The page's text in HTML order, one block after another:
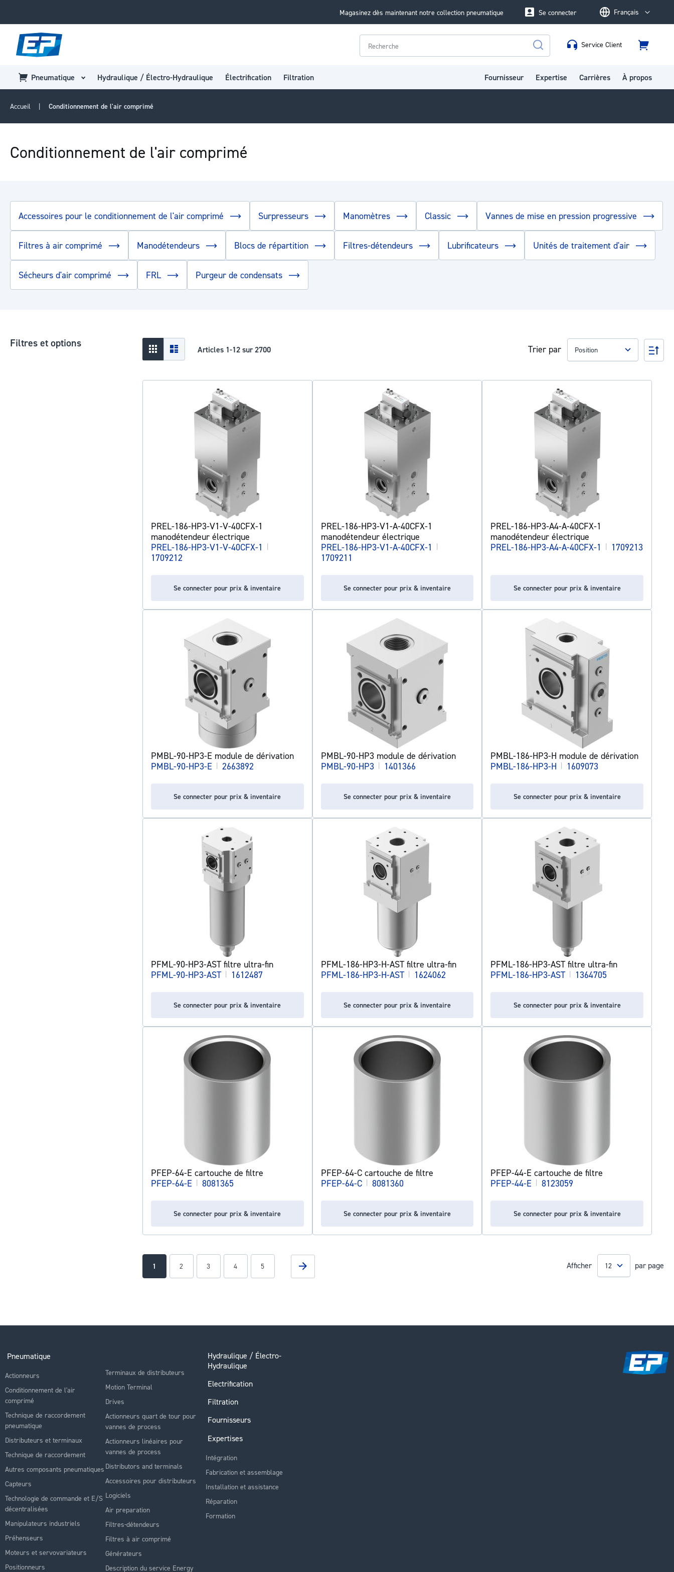
Magasinez dès maintenant notre collection pneumatique LanguageFrançais
Se connecter
Rechercher
Service Client
Panier
Pneumatique Hydraulique / Électro-Hydraulique Électrification Filtration Fournisseur Expertise Carrières À propos
Accueil Conditionnement de l'air comprimé
Conditionnement de l'air comprimé
Accessoires pour le conditionnement de l'air comprimé Surpresseurs Manomètres Classic Vannes de mise en pression progressive
Filtres à air comprimé Manodétendeurs Blocs de répartition Filtres-détendeurs Lubrificateurs Unités de traitement d'air
Sécheurs d'air comprimé FRL Purgeur de condensats
Afficher
en
Grid Liste Articles 1-12sur2700 Trier par
Par
PREL-186-HP3-V1-V-40CFX-1
manodétendeur électrique
PREL-186-HP3-V1-V-40CFX-1
|
1709212
Se connecter pour prix & inventaire
PREL-186-HP3-V1-A-40CFX-1
manodétendeur électrique
PREL-186-HP3-V1-A-40CFX-1
|
1709211
Se connecter pour prix & inventaire
PREL-186-HP3-A4-A-40CFX-1
manodétendeur électrique
PREL-186-HP3-A4-A-40CFX-1
| 1709213
Se connecter pour prix & inventaire
PMBL-90-HP3-E module de dérivation
PMBL-90-HP3-E | 2663892
Se connecter pour prix & inventaire
PMBL-90-HP3 module de dérivation
PMBL-90-HP3 | 1401366
Se connecter pour prix & inventaire
PMBL-186-HP3-H module de dérivation
PMBL-186-HP3-H | 1609073
Se connecter pour prix & inventaire
PFML-90-HP3-AST filtre ultra-fin
PFML-90-HP3-AST | 1612487
Se connecter pour prix & inventaire
PFML-186-HP3-H-AST filtre ultra-fin
PFML-186-HP3-H-AST | 1624062
Se connecter pour prix & inventaire
PFML-186-HP3-AST filtre ultra-fin
PFML-186-HP3-AST | 1364705
Se connecter pour prix & inventaire
PFEP-64-E cartouche de filtre
PFEP-64-E | 8081365
Se connecter pour prix & inventaire
PFEP-64-C cartouche de filtre
PFEP-64-C | 8081360
Se connecter pour prix & inventaire
PFEP-44-E cartouche de filtre
PFEP-44-E | 8123059
Se connecter pour prix & inventaire
PageYou're currently reading page
1 Page
2 Page
3 Page
4 Page
5 Page
Suivant Afficher par page
Filtres et options
Pneumatique
Actionneurs
Conditionnement de l'air
comprimé
Technique de raccordement
pneumatique
Distributeurs et terminaux
Technique de raccordement
Autres composants pneumatiques
Capteurs
Technologie de commande et E/S
décentralisées
Manipulateurs industriels
Préhenseurs
Moteurs et servovariateurs
Positionneurs
Terminaux de distributeurs
Motion Terminal
Drives
Actionneurs quart de tour pour
vannes de process
Actionneurs linéaires pour
vannes de process
Distributors and terminals
Accessoires pour distributeurs
Logiciels
Air preparation
Filtres-détendeurs
Filtres à air comprimé
Générateurs
Description du service Energy
Hydraulique / Électro-
Hydraulique
Electrification
Filtration
Fournisseurs
Expertises
Intégration
Fabrication et assemblage
Installation et assistance
Réparation
Formation